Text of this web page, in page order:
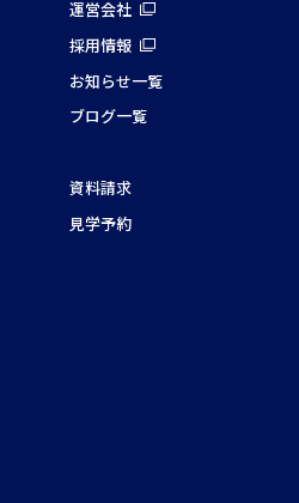
運営会社
採用情報
お知らせ一覧
ブログ一覧
資料請求
見学予約